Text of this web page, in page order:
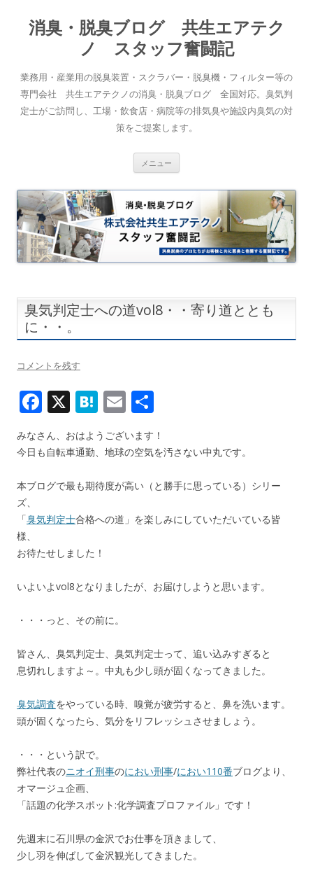
消臭・脱臭ブログ 共生エアテク
ノ スタッフ奮闘記
業務用・産業用の脱臭装置・スクラバー・脱臭機・フィルター等の
専門会社 共生エアテクノの消臭・脱臭ブログ 全国対応。臭気判
定士がご訪問し、工場・飲食店・病院等の排気臭や施設内臭気の対
策をご提案します。
メニュー
臭気判定士への道vol8・・寄り道ととも
に・・。
コメントを残す
F
ac
e
o
o
X H
at
e
a
E
m
ai
有
みなさん、おはようございます！
今日も自転車通勤、地球の空気を汚さない中丸です。
本ブログで最も期待度が高い（と勝手に思っている）シリー
ズ、
「臭気判定士合格への道」を楽しみにしていただいている皆
様、
お待たせしました！
いよいよvol8となりましたが、お届けしようと思います。
・・・っと、その前に。
皆さん、臭気判定士、臭気判定士って、追い込みすぎると
息切れしますよ～。中丸も少し頭が固くなってきました。
臭気調査をやっている時、嗅覚が疲労すると、鼻を洗います。
頭が固くなったら、気分をリフレッシュさせましょう。
・・・という訳で。
弊社代表のニオイ刑事のにおい刑事/におい110番ブログより、
オマージュ企画、
「話題の化学スポット:化学調査プロファイル」です！
先週末に石川県の金沢でお仕事を頂きまして、
少し羽を伸ばして金沢観光してきました。